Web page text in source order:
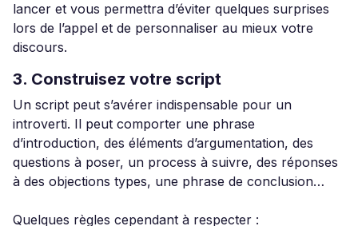
lancer et vous permettra d’éviter quelques surprises
lors de l’appel et de personnaliser au mieux votre
discours.
3. Construisez votre script
Un script peut s’avérer indispensable pour un
introverti. Il peut comporter une phrase
d’introduction, des éléments d’argumentation, des
questions à poser, un process à suivre, des réponses
à des objections types, une phrase de conclusion…
Quelques règles cependant à respecter :